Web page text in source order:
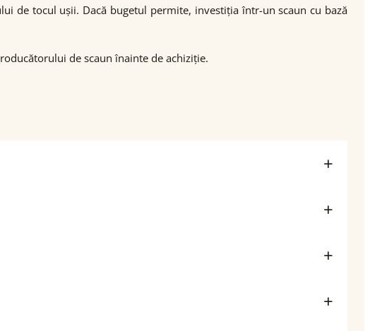
de tocul ușii. Dacă bugetul permite, investiția într-un scaun cu bază
de scaun înainte de achiziție.